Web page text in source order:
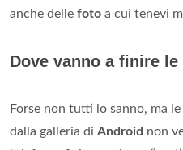
anche delle foto a cui tenevi
Dove vanno a finire
Forse non tutti lo sanno, ma le
dalla galleria di Android non